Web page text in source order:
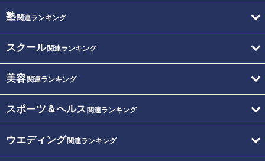
塾関連ランキング
スクール関連ランキング
美容関連ランキング
スポーツ＆ヘルス 関連ランキング
ウエディング関連ランキング